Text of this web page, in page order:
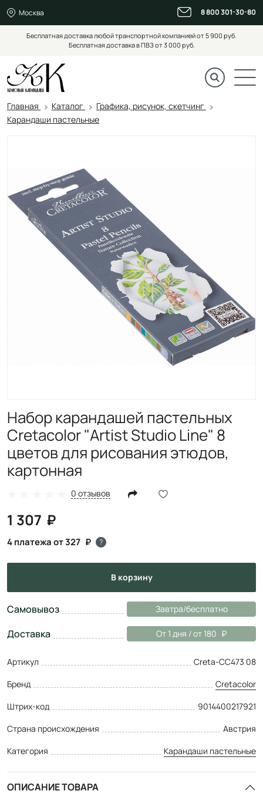
Москва 8 800 301-30-80
Бесплатная доставка любой транспортной компанией от 5 900 руб.
Бесплатная доставка в ПВЗ от 3 000 руб.
Главная Каталог
Графика, рисунок, скетчинг
Карандаши пастельные
Набор карандашей пастельных
Cretacolor "Artist Studio Line" 8
цветов для рисования этюдов,
картонная
0 отзывов
1 307
4 платежа от 327 ?
в корзину
Самовывоз Завтра/бесплатно
Доставка От 1 дня / от 180
Артикул
Creta-CC473 08
Бренд
Cretacolor
Штрих-код
9014400217921
Страна происхождения
Австрия
Категория
Карандаши пастельные
ОПИСАНИЕ ТОВАРА